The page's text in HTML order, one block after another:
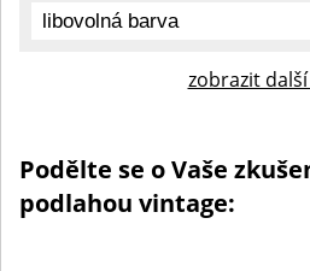
zobrazit
Podělte se o Vaše
podlahou vintage: